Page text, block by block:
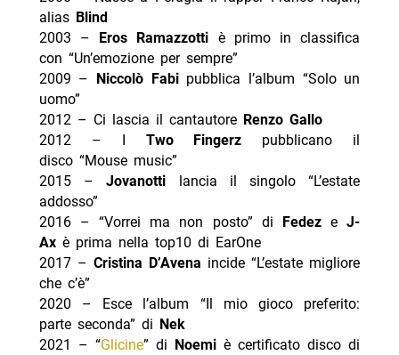
alias Blind
2003 –
Eros Ramazzotti è primo in classifica
con “Un’emozione per sempre”
2009 –
Niccolò Fabipubblica l’album “Solo un
uomo”
2012 – Ci lascia il cantautore Renzo Gallo
2012 – I Two Fingerz pubblicano il
disco “Mouse music”
2015 –Jovanotti lancia il singolo “L’estate
addosso”
2016 – “Vorrei ma non posto” di
FedezeJ-
Axè prima nella top10 di EarOne
2017 – Cristina D’Avena incide “L’estate migliore
che c’è”
2020 – Esce l’album “Il mio gioco preferito:
parte seconda” di Nek
2021 – “Glicine” di Noemi è certificato disco di